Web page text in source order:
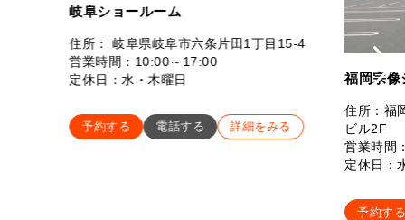
岐阜ショールーム
住所： 岐阜県岐阜市六条片田1丁目15-4
営業時間：10:00～17:00
定休日：水・木曜日
予約する 電話する 詳細をみる
福岡宗像
住所：福
ビル2F
営業時
定休日：
予約す